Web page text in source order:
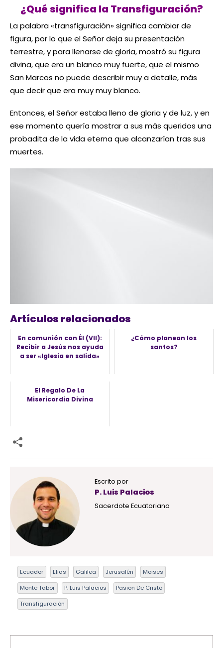
¿Qué significa la Transfiguración?
La palabra «transfiguración» significa cambiar de
figura, por lo que el Señor deja su presentación
terrestre, y para llenarse de gloria, mostró su figura
divina, que era un blanco muy fuerte, que el mismo
San Marcos no puede describir muy a detalle, más
que decir que era muy muy blanco.
Entonces, el Señor estaba lleno de gloria y de luz, y en
ese momento quería mostrar a sus más queridos una
probadita de la vida eterna que alcanzarían tras sus
muertes.
Artículos relacionados
En comunión con Él (Vll):
Recibir a Jesús nos ayuda
a ser «Iglesia en salida»
¿Cómo planean los
santos?
El Regalo De La
Misericordia Divina
Escrito por
P. Luis Palacios
Sacerdote Ecuatoriano
Ecuador Elias Galilea Jerusalén Moises
Monte Tabor P. Luis Palacios Pasion De Cristo
Transfiguración